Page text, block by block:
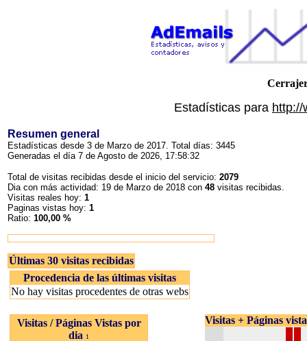
Estadísticas para http://
Resumen general
Estadísticas desde 3 de Marzo de 2017. Total días: 3445
Generadas el día 7 de Agosto de 2026, 17:58:32
Total de visitas recibidas desde el inicio del servicio: 2079
Dia con más actividad: 19 de Marzo de 2018 con 48 visitas recibidas.
Visitas reales hoy: 1
Paginas vistas hoy: 1
Ratio: 100,00 %
Últimas 30 visitas recibidas
Procedencia de las últimas visitas
No hay visitas procedentes de otras webs
Visitas / Páginas Vistas por
dia 1
Visitas + Páginas